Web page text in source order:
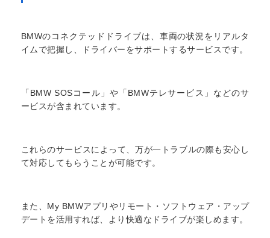
BMWのコネクテッドドライブは、車両の状況をリアルタ
イムで把握し、ドライバーをサポートするサービスです。
「BMW SOSコール」や「BMWテレサービス」などのサ
ービスが含まれています。
これらのサービスによって、万が一トラブルの際も安心し
て対応してもらうことが可能です。
また、My BMWアプリやリモート・ソフトウェア・アップ
デートを活用すれば、より快適なドライブが楽しめます。